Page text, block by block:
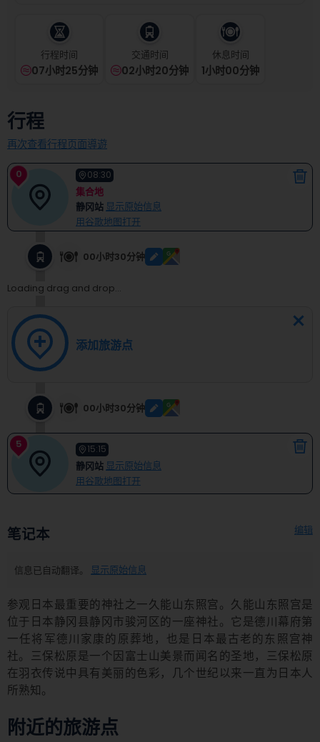
get
shortcuts
for
changing
dates.
行程时间
07小时25分钟
交通时间
02小时20分钟
休息时间
1小时00分钟
行程
再次查看行程页面導遊
0 08:30
集合地
静冈站 显示原始信息
用谷歌地图打开
00小时30分钟
Loading drag and drop...
添加旅游点
00小时30分钟
5 15:15
静冈站 显示原始信息
用谷歌地图打开
笔记本 编辑
信息已自动翻译。 显示原始信息
参观日本最重要的神社之一久能山东照宫。久能山东照宫是
位于日本静冈县静冈市骏河区的一座神社。它是德川幕府第
一任将军德川家康的原葬地，也是日本最古老的东照宫神
社。三保松原是一个因富士山美景而闻名的圣地，三保松原
在羽衣传说中具有美丽的色彩，几个世纪以来一直为日本人
所熟知。
附近的旅游点